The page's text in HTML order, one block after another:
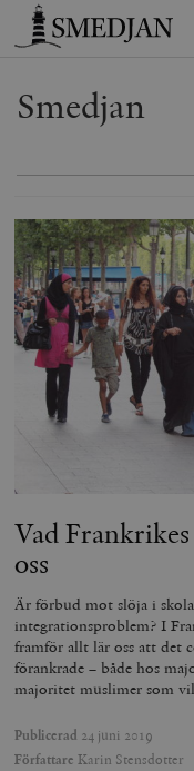
Timbro
Smedjan
Vad
oss
Är förbud mot slöja i
integrationsproblem? I
framför allt lär oss att det
förankrade – både hos
majoritet muslimer som
Publicerad 24 juni 2019
Författare Karin Stensdotter